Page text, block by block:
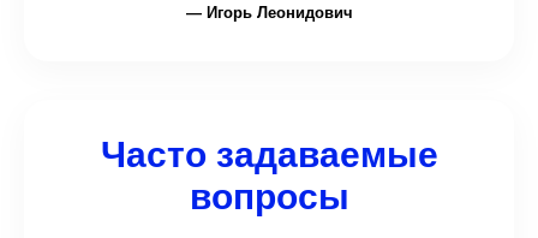
— Игорь Леонидович
Часто задаваемые
вопросы